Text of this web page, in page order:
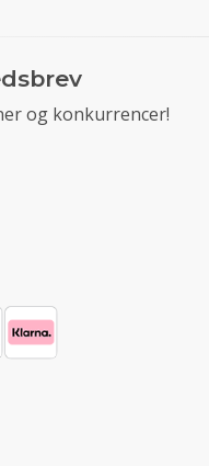
og konkurrencer!